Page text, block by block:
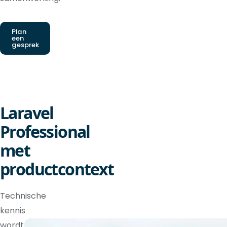
Plan
een
gesprek
Laravel
Professional
met
productcontext
Technische
kennis